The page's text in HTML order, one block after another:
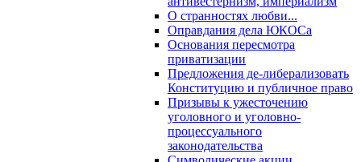
О странностях любви...
Оправдания дела ЮКОСа
Основания пересмотра
приватизации
Предложения де-либерализовать
Конституцию и публичное право
Призывы к ужесточению
уголовного и уголовно-
процессуального
законодательства